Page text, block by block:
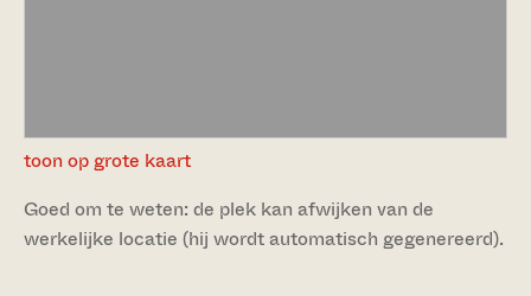
toon op grote kaart
Goed om te weten: de plek kan afwijken van de
werkelijke locatie (hij wordt automatisch gegenereerd).